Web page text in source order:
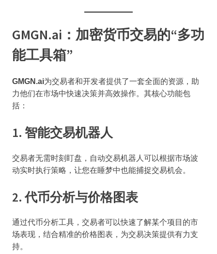
GMGN.ai：加密货币交易的“多功
能工具箱”
GMGN.ai为交易者和开发者提供了一套全面的资源，助
力他们在市场中快速决策并高效操作。其核心功能包
括：
1. 智能交易机器人
交易者无需时刻盯盘，自动交易机器人可以根据市场波
动实时执行策略，让您在睡梦中也能捕捉交易机会。
2. 代币分析与价格图表
通过代币分析工具，交易者可以快速了解某个项目的市
场表现，结合精准的价格图表，为交易决策提供有力支
持。